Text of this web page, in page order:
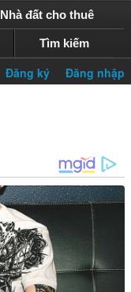
Nhà đất cho thuê
Tìm kiếm